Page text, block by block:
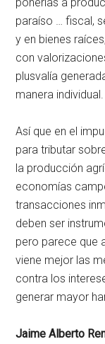
paraíso … fiscal,
y en bienes
con
plusvalía
manera individual.
Así que en el
para tributar
la producción
economías
transacciones
deben ser
pero parece que
viene mejor las
contra los
generar mayor
Jaime Alberto